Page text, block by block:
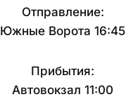
Отправление:
Южные Ворота 16:45
Прибытия:
Автовокзал 11:00